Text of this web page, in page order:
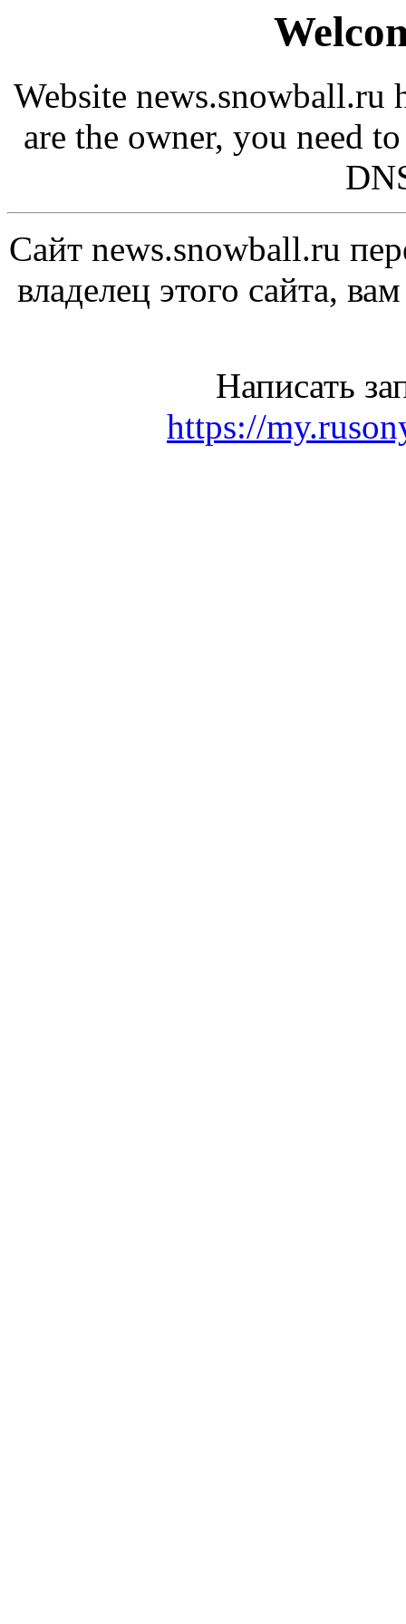
Website news.snowball.ru
are the owner, you need
Сайт news.snowball.ru
владелец этого сайта,
Написать
https://